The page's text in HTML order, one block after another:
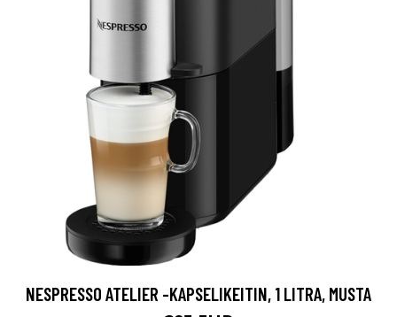
NESPRESSO ATELIER -KAPSELIKEITIN, 1 LITRA, MUSTA